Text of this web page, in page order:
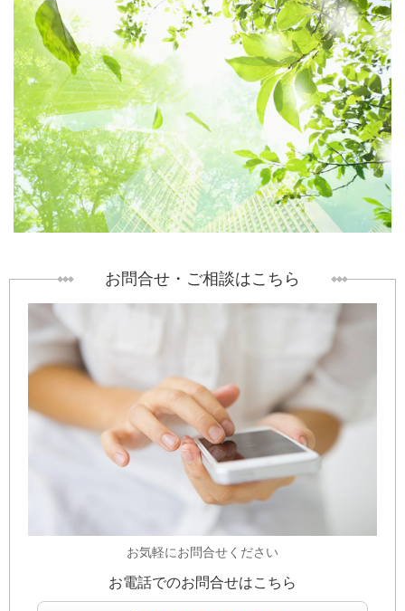
お問合せ・ご相談はこちら
お気軽にお問合せください
お電話でのお問合せはこちら